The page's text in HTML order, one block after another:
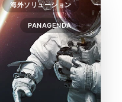
海外ソリューション
PANAGENDA